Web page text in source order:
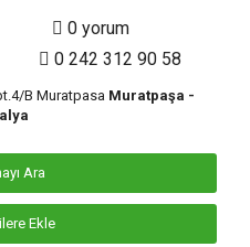
0 yorum
0 242 312 90 58
B Muratpasa Muratpaşa -
Ara
Ekle